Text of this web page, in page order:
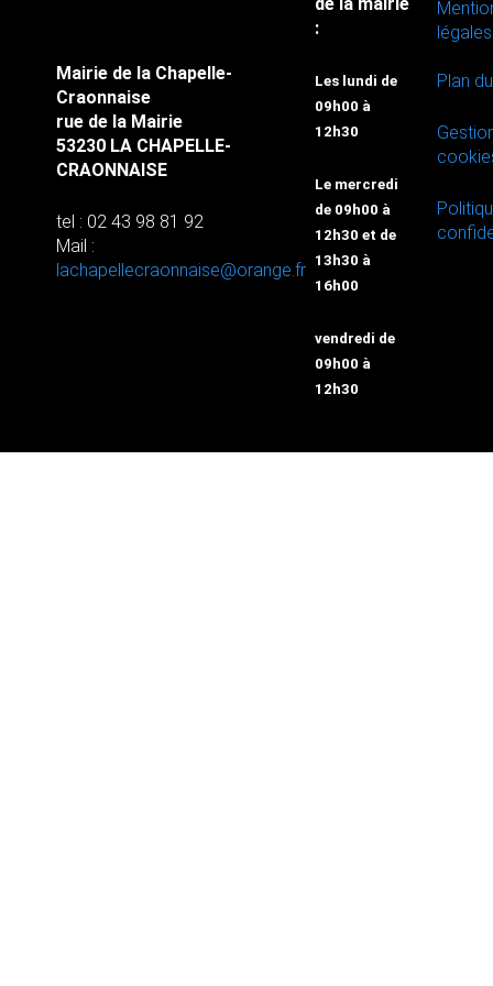
Mairie de la Chapelle-
Craonnaise
rue de la Mairie
53230 LA CHAPELLE-
CRAONNAISE
tel : 02 43 98 81 92
Mail :
lachapellecraonnaise@orange.fr
:
Les lundi de
09h00 à
12h30
Le mercredi
de 09h00 à
12h30 et de
13h30 à
16h00
vendredi de
09h00 à
12h30
légales
Plan